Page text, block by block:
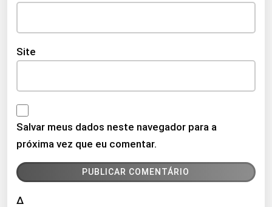
Site
Salvar meus dados neste navegador para a
próxima vez que eu comentar.
Δ